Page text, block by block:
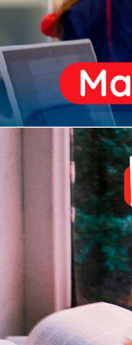
MÉDIO
igh School
es
- Anos